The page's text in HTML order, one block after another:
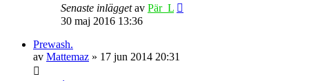
Senaste inläggetav Pär_L
30 maj 2016 13:36
Prewash.
av Mattemaz » 17 jun 2014 20:31